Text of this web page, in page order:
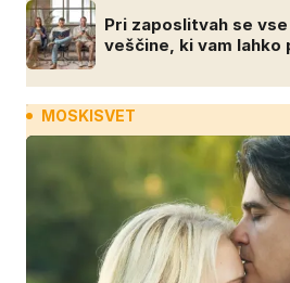
Pri zaposlitvah se
veščine, ki vam
MOSKISVET